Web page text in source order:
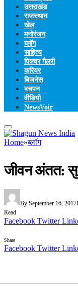
उत्तराखंड
राजस्थान
खेल
मनोरंजन
ब्लॉग
साहित्य
पिक्चर गैलरी
करियर
बिजनेस
बचपन
वीडियो
NewsVoir
Home»ब्लॉग
जीवन अंतत:
By September 16, 2017
Read
Facebook Twitter
Share
Facebook Twitter